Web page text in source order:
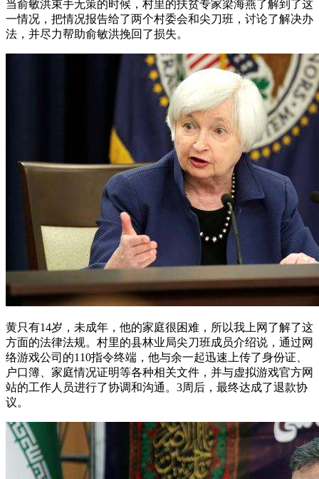
当俞敏洪束手无策的时候，村里的扶贫专家梁海燕了解到了这
一情况，把情况报告给了两个村委会和尖刀班，讨论了解决办
法，并尽力帮助俞敏洪挽回了损失。
黄只有14岁，未成年，他的家庭很困难，所以我上网了解了这
方面的法律法规。村里的县林业局尖刀班成员介绍说，通过网
络游戏公司的110指令终端，他与余一起迅速上传了身份证、
户口簿、家庭情况证明等各种相关文件，并与虚拟游戏官方网
站的工作人员进行了协调和沟通。3周后，最终达成了退款协
议。